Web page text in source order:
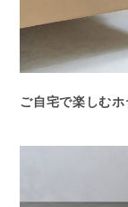
ご自宅で楽しむ